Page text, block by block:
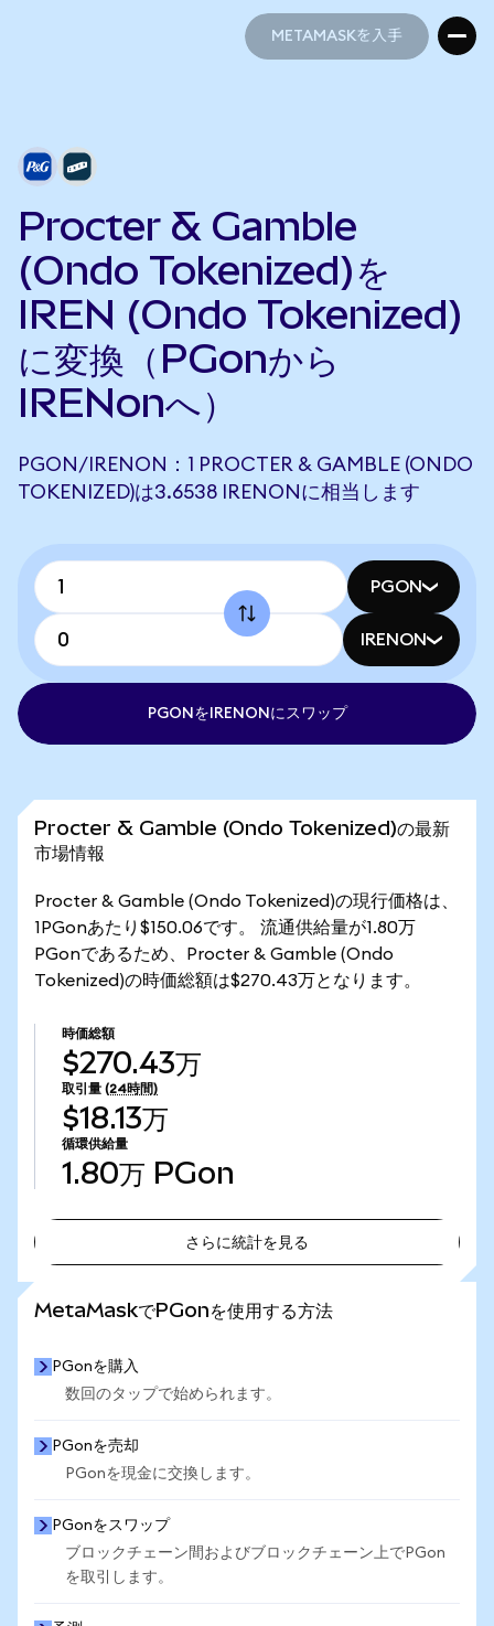
METAMASKを入手
Procter & Gamble
(Ondo Tokenized)を
IREN (Ondo Tokenized)
に変換（PGonから
IRENonへ）
PGON/IRENON：1 PROCTER & GAMBLE (ONDO
TOKENIZED)は3.6538 IRENONに相当します
PGON
IRENON
PGONをIRENONにスワップ
Procter & Gamble (Ondo Tokenized)の最新
市場情報
Procter & Gamble (Ondo Tokenized)の現行価格は、
1PGonあたり$150.06です。 流通供給量が1.80万
PGonであるため、Procter & Gamble (Ondo
Tokenized)の時価総額は$270.43万となります。
時価総額
$270.43万
取引量 (24時間)
$18.13万
循環供給量
1.80万 PGon
さらに統計を見る
MetaMaskでPGonを使用する方法
PGonを購入
数回のタップで始められます。
PGonを売却
PGonを現金に交換します。
PGonをスワップ
ブロックチェーン間およびブロックチェーン上でPGon
を取引します。